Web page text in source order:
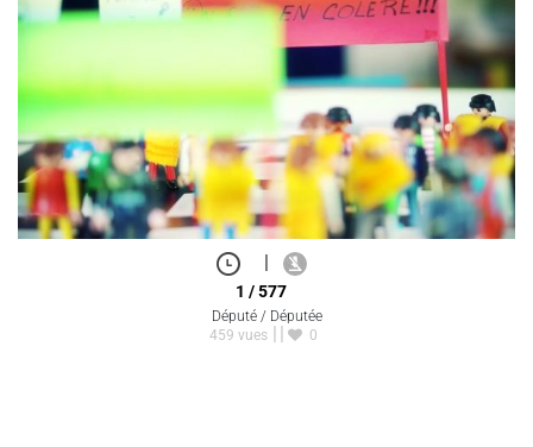
|
1 / 577
Député / Députée
459 vues
0